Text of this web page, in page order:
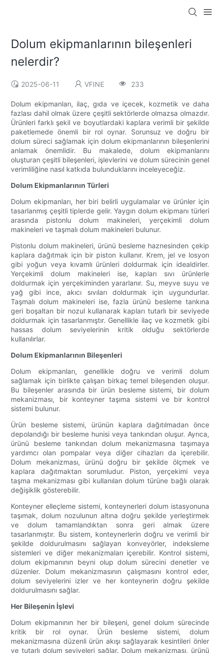
Dolum ekipmanlarının bileşenleri
nelerdir?
2025-06-11 VFINE 233
Dolum ekipmanları, ilaç, gıda ve içecek, kozmetik ve daha
fazlası dahil olmak üzere çeşitli sektörlerde olmazsa olmazdır.
Ürünleri farklı şekil ve boyutlardaki kaplara verimli bir şekilde
paketlemede önemli bir rol oynar. Sorunsuz ve doğru bir
dolum süreci sağlamak için dolum ekipmanlarının bileşenlerini
anlamak önemlidir. Bu makalede, dolum ekipmanlarını
oluşturan çeşitli bileşenleri, işlevlerini ve dolum sürecinin genel
verimliliğine nasıl katkıda bulunduklarını inceleyeceğiz.
Dolum Ekipmanlarının Türleri
Dolum ekipmanları, her biri belirli uygulamalar ve ürünler için
tasarlanmış çeşitli tiplerde gelir. Yaygın dolum ekipmanı türleri
arasında pistonlu dolum makineleri, yerçekimli dolum
makineleri ve taşmalı dolum makineleri bulunur.
Pistonlu dolum makineleri, ürünü besleme haznesinden çekip
kaplara dağıtmak için bir piston kullanır. Krem, jel ve losyon
gibi yoğun veya kıvamlı ürünleri doldurmak için idealdirler.
Yerçekimli dolum makineleri ise, kapları sıvı ürünlerle
doldurmak için yerçekiminden yararlanır. Su, meyve suyu ve
yağ gibi ince, akıcı sıvıları doldurmak için uygundurlar.
Taşmalı dolum makineleri ise, fazla ürünü besleme tankına
geri boşaltan bir nozul kullanarak kapları tutarlı bir seviyede
doldurmak için tasarlanmıştır. Genellikle ilaç ve kozmetik gibi
hassas dolum seviyelerinin kritik olduğu sektörlerde
kullanılırlar.
Dolum Ekipmanlarının Bileşenleri
Dolum ekipmanları, genellikle doğru ve verimli dolum
sağlamak için birlikte çalışan birkaç temel bileşenden oluşur.
Bu bileşenler arasında bir ürün besleme sistemi, bir dolum
mekanizması, bir konteyner taşıma sistemi ve bir kontrol
sistemi bulunur.
Ürün besleme sistemi, ürünün kaplara dağıtılmadan önce
depolandığı bir besleme hunisi veya tankından oluşur. Ayrıca,
ürünü besleme tankından dolum mekanizmasına taşımaya
yardımcı olan pompalar veya diğer cihazları da içerebilir.
Dolum mekanizması, ürünü doğru bir şekilde ölçmek ve
kaplara dağıtmaktan sorumludur. Piston, yerçekimi veya
taşma mekanizması gibi kullanılan dolum türüne bağlı olarak
değişiklik gösterebilir.
Konteyner elleçleme sistemi, konteynerleri dolum istasyonuna
taşımak, dolum nozulunun altına doğru şekilde yerleştirmek
ve dolum tamamlandıktan sonra geri almak üzere
tasarlanmıştır. Bu sistem, konteynerlerin doğru ve verimli bir
şekilde doldurulmasını sağlayan konveyörler, indeksleme
sistemleri ve diğer mekanizmaları içerebilir. Kontrol sistemi,
dolum ekipmanının beyni olup dolum sürecini denetler ve
düzenler. Dolum mekanizmasının çalışmasını kontrol eder,
dolum seviyelerini izler ve her konteynerin doğru şekilde
doldurulmasını sağlar.
Her Bileşenin İşlevi
Dolum ekipmanının her bir bileşeni, genel dolum sürecinde
kritik bir rol oynar. Ürün besleme sistemi, dolum
mekanizmasına düzenli ürün akışı sağlayarak kesintileri önler
ve tutarlı dolum seviyeleri sağlar. Dolum mekanizması, ürünü